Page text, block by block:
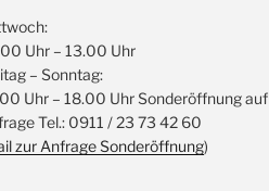
Uhr – 13.00 Uhr
– Sonntag:
Uhr – 18.00 Uhr Sonderöffnung auf
Tel.: 0911 / 23 73 42 60
zur Anfrage Sonderöffnung)